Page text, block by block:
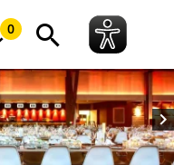
0
Region Stuttgart